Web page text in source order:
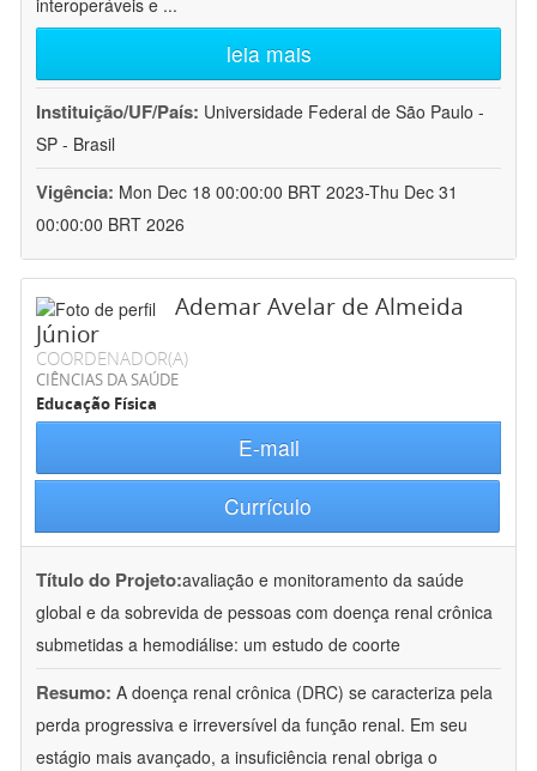
interoperáveis e ...
leia mais
Instituição/UF/País: Universidade Federal de São Paulo -
SP - Brasil
Vigência: Mon Dec 18 00:00:00 BRT 2023-Thu Dec 31
00:00:00 BRT 2026
Ademar Avelar de Almeida
Júnior
COORDENADOR(A)
CIÊNCIAS DA SAÚDE
Educação Física
E-mail
Currículo
Título do Projeto:avaliação e monitoramento da saúde
global e da sobrevida de pessoas com doença renal crônica
submetidas a hemodiálise: um estudo de coorte
Resumo: A doença renal crônica (DRC) se caracteriza pela
perda progressiva e irreversível da função renal. Em seu
estágio mais avançado, a insuficiência renal obriga o